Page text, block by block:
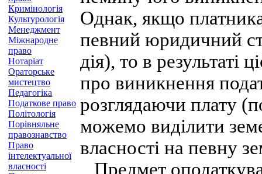
Кримінологія
Культурологія
Менеджмент
Міжнародне
право
Нотаріат
Ораторське
мистецтво
Педагогіка
Податкове право
Політологія
Порівняльне
правознавство
Право
інтелектуальної
власності
Однак, якщо
певний юридичний
дія), то в результаті
про виникнення
розглядаючи плату
можемо виділити
власності на певну
Предмет